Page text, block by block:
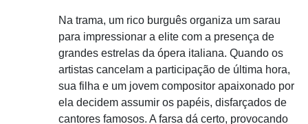
Na trama, um rico burguês organiza um sarau
para impressionar a elite com a presença de
grandes estrelas da ópera italiana. Quando os
artistas cancelam a participação de última hora,
sua filha e um jovem compositor apaixonado por
ela decidem assumir os papéis, disfarçados de
cantores famosos. A farsa dá certo, provocando